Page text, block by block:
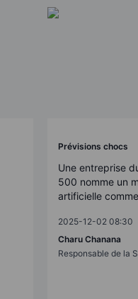
Prévisions chocs
Une entreprise
500 nomme un
artificielle
2025-12-02 08:30
Charu Chanana
Responsable de la